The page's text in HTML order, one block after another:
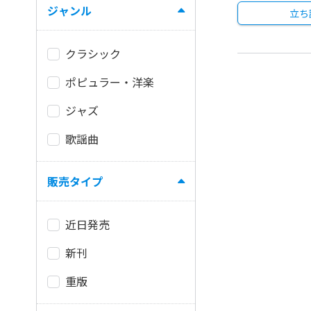
立
ジャンル
クラシック
ポピュラー・洋楽
ジャズ
歌謡曲
販売タイプ
近日発売
新刊
重版